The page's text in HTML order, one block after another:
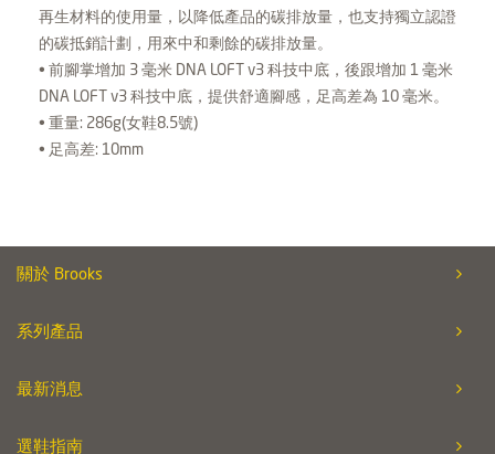
再生材料的使用量，以降低產品的碳排放量，也支持獨立認證
的碳抵銷計劃，用來中和剩餘的碳排放量。
• 前腳掌增加 3 毫米 DNA LOFT v3 科技中底，後跟增加 1 毫米
DNA LOFT v3 科技中底，提供舒適腳感，足高差為 10 毫米。
• 重量: 286g(女鞋8.5號)
• 足高差: 10mm
關於 Brooks
系列產品
最新消息
選鞋指南